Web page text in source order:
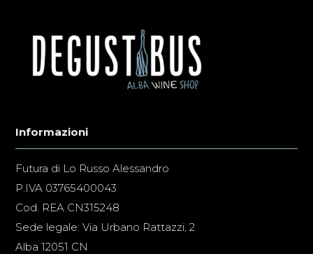
Informazioni
Futura di Lo Russo Alessandro
P.IVA 03765400043
Cod. REA CN315248
Sede legale: Via Urbano Rattazzi, 2
Alba 12051 CN